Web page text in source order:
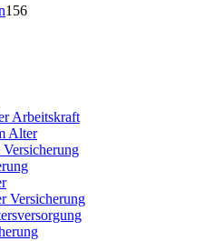
156
Arbeitskraft
Alter
Versicherung